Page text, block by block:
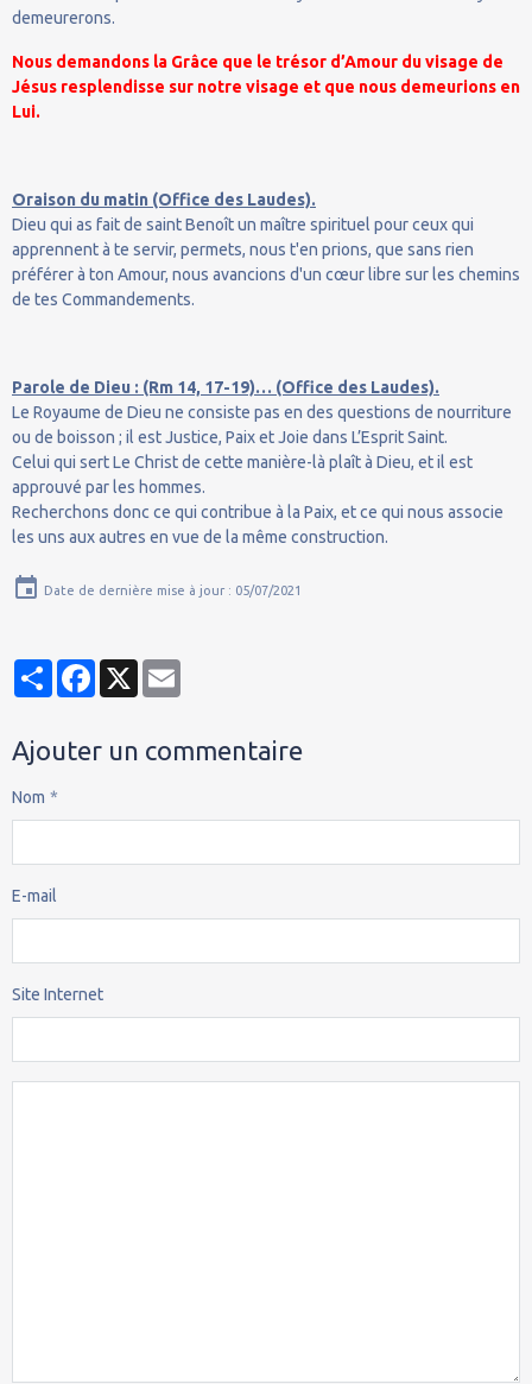
demeurerons.
Nous demandons la Grâce que le trésor d’Amour du visage de
Jésus resplendisse sur notre visage et que nous demeurions en
Lui.
Oraison du matin (Office des Laudes).
Dieu qui as fait de saint Benoît un maître spirituel pour ceux qui
apprennent à te servir, permets, nous t'en prions, que sans rien
préférer à ton Amour, nous avancions d'un cœur libre sur les chemins
de tes Commandements.
Parole de Dieu : (Rm 14, 17-19)… (Office des Laudes).
Le Royaume de Dieu ne consiste pas en des questions de nourriture
ou de boisson ; il est Justice, Paix et Joie dans L’Esprit Saint.
Celui qui sert Le Christ de cette manière-là plaît à Dieu, et il est
approuvé par les hommes.
Recherchons donc ce qui contribue à la Paix, et ce qui nous associe
les uns aux autres en vue de la même construction.
Date de dernière mise à jour : 05/07/2021
PartagerFacebook
X
Ajouter un commentaire
Nom
E-mail
Site Internet